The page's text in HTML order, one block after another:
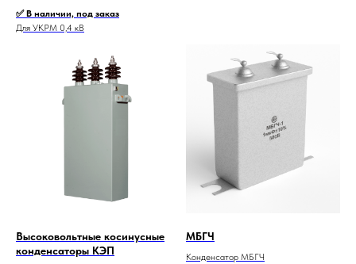
✅ В наличии, под заказ
Для УКРМ 0,4 кВ
Высоковольтные косинусные
конденсаторы КЭП
МБГЧ
Конденсатор МБГЧ